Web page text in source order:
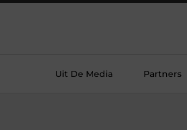
Uit De Media Partners